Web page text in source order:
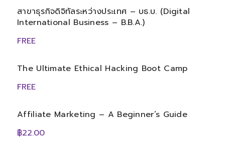
สาขาธุรกิจดิจิทัลระหว่างประเทศ – บธ.บ. (Digital
International Business – B.B.A.)
FREE
The Ultimate Ethical Hacking Boot Camp
FREE
Affiliate Marketing – A Beginner’s Guide
฿22.00